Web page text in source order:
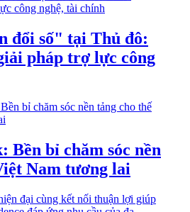
đổi số" tại Thủ đô:
pháp trợ lực công
Bền bỉ chăm sóc nền
Nam tương lai